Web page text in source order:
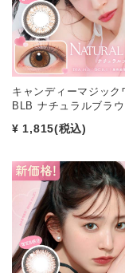
キャンディーマジック
BLB ナチュラルブラ
¥ 1,815(税込)